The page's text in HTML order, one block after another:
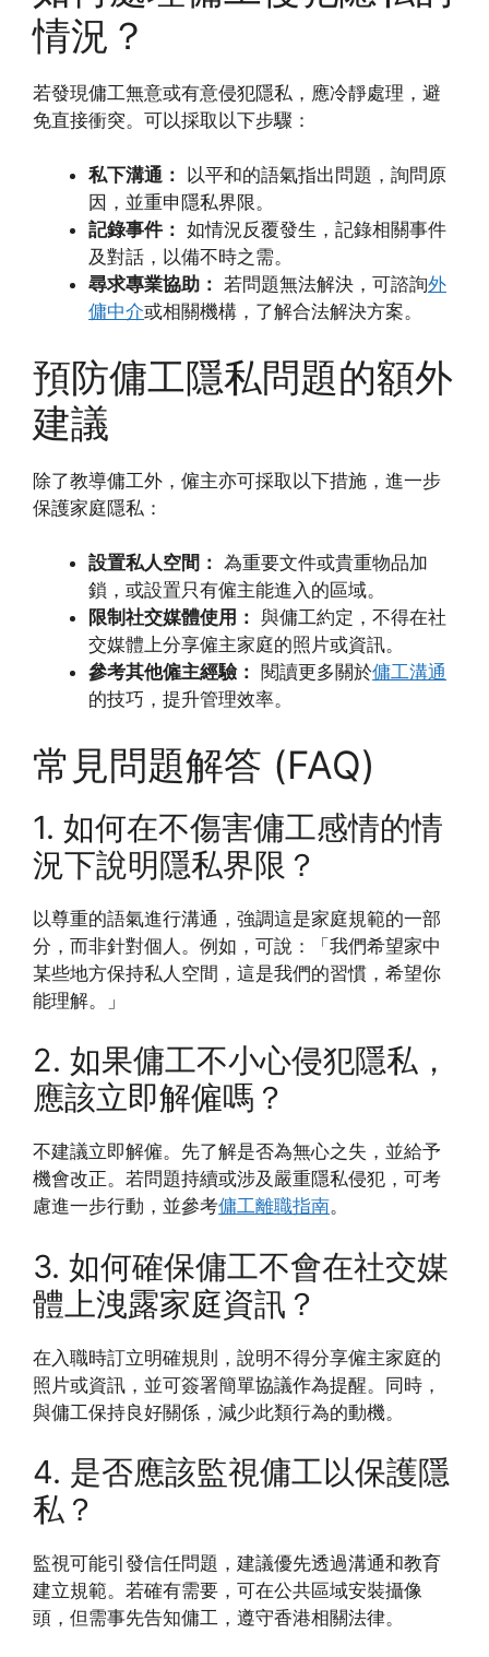
情況？
若發現傭工無意或有意侵犯隱私，應冷靜處理，避
免直接衝突。可以採取以下步驟：
私下溝通： 以平和的語氣指出問題，詢問原
因，並重申隱私界限。
記錄事件： 如情況反覆發生，記錄相關事件
及對話，以備不時之需。
尋求專業協助： 若問題無法解決，可諮詢外
傭中介或相關機構，了解合法解決方案。
預防傭工隱私問題的額外
建議
除了教導傭工外，僱主亦可採取以下措施，進一步
保護家庭隱私：
設置私人空間： 為重要文件或貴重物品加
鎖，或設置只有僱主能進入的區域。
限制社交媒體使用： 與傭工約定，不得在社
交媒體上分享僱主家庭的照片或資訊。
參考其他僱主經驗： 閱讀更多關於傭工溝通
的技巧，提升管理效率。
常見問題解答 (FAQ)
1. 如何在不傷害傭工感情的情
況下說明隱私界限？
以尊重的語氣進行溝通，強調這是家庭規範的一部
分，而非針對個人。例如，可說：「我們希望家中
某些地方保持私人空間，這是我們的習慣，希望你
能理解。」
2. 如果傭工不小心侵犯隱私，
應該立即解僱嗎？
不建議立即解僱。先了解是否為無心之失，並給予
機會改正。若問題持續或涉及嚴重隱私侵犯，可考
慮進一步行動，並參考傭工離職指南。
3. 如何確保傭工不會在社交媒
體上洩露家庭資訊？
在入職時訂立明確規則，說明不得分享僱主家庭的
照片或資訊，並可簽署簡單協議作為提醒。同時，
與傭工保持良好關係，減少此類行為的動機。
4. 是否應該監視傭工以保護隱
私？
監視可能引發信任問題，建議優先透過溝通和教育
建立規範。若確有需要，可在公共區域安裝攝像
頭，但需事先告知傭工，遵守香港相關法律。